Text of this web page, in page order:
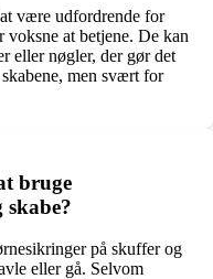
være udfordrende for
voksne at betjene. De kan
eller nøgler, der gør det
men svært for
bruge
på skuffer og
eller gå. Selvom